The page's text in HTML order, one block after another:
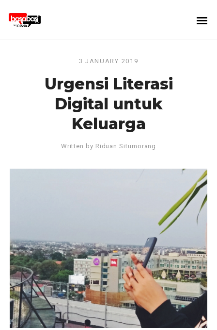
3 JANUARY 2019
Urgensi Literasi
Digital untuk
Keluarga
Written by Riduan Situmorang